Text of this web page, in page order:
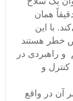
همان
با این
خطر هستند
و راهبردی در
کنترل و
آن در واقع